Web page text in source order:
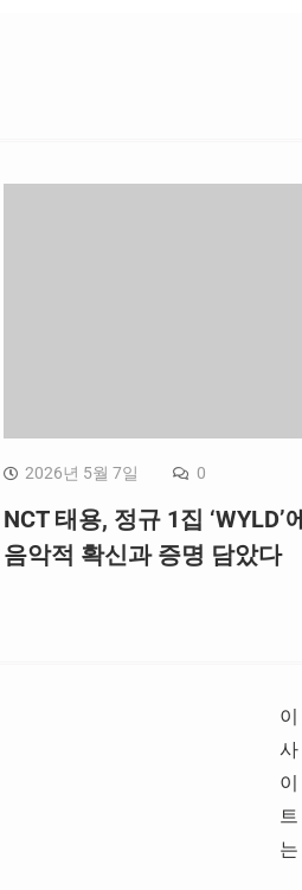
2026년 5월 7일 0
NCT 태용, 정규 1집 ‘WYLD’
음악적 확신과 증명 담았다
이
사
이
트
는